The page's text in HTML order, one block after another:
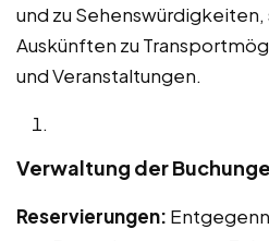
und zu
Auskünften zu
und Veranstaltungen.
Verwaltung der
Reservierungen: